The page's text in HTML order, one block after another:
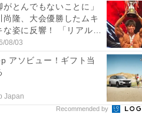
がとんでもないことに」
尚隆、大会優勝したムキ
な姿に反響！ 「リアル
08/03
アソビュー！ギフト当
Japan
Recommended by